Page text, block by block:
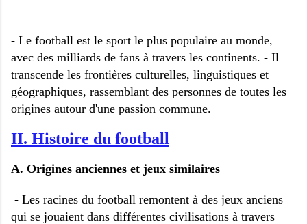
- Le football est le sport le plus populaire au monde,
avec des milliards de fans à travers les continents. - Il
transcende les frontières culturelles, linguistiques et
géographiques, rassemblant des personnes de toutes les
origines autour d'une passion commune.
II. Histoire du football
A. Origines anciennes et jeux similaires
- Les racines du football remontent à des jeux anciens
qui se jouaient dans différentes civilisations à travers